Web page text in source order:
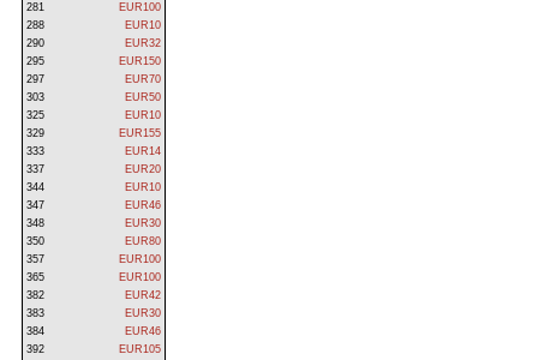
281
EUR100
288
EUR10
290
EUR32
295
EUR150
297
EUR70
303
EUR50
325
EUR10
329
EUR155
333
EUR14
337
EUR20
344
EUR10
347
EUR46
348
EUR30
350
EUR80
357
EUR100
365
EUR100
382
EUR42
383
EUR30
384
EUR46
392
EUR105